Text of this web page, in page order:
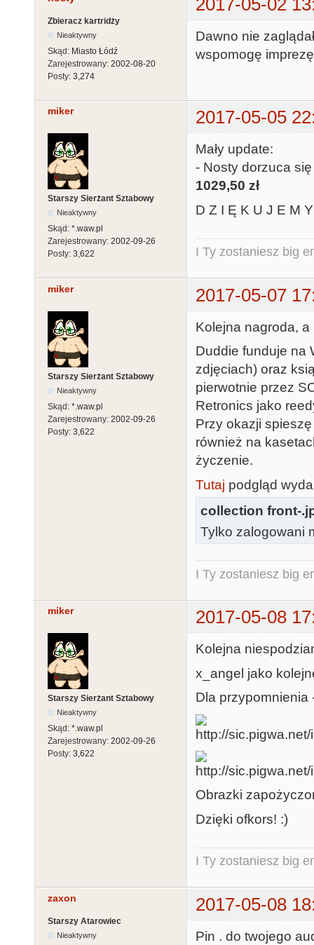
Zbieracz kartridży
Nieaktywny
Skąd: Miasto Łódź
Zarejestrowany: 2002-08-20
Posty: 3,274
Dawno nie
wspomogę
miker 2017-05-05
Starszy Sierżant Sztabowy
Nieaktywny
Skąd: *.waw.pl
Zarejestrowany: 2002-09-26
Posty: 3,622
Mały update:
- Nosty dorzuca się
1029,50 zł
D Z I Ę K U J E M
I Ty zostaniesz big
miker 2017-05-07
Starszy Sierżant Sztabowy
Nieaktywny
Skąd: *.waw.pl
Zarejestrowany: 2002-09-26
Posty: 3,622
Kolejna nagroda,
Duddie funduje na
zdjęciach) oraz
pierwotnie przez
Retronics jako
Przy okazji
również na
życzenie.
Tutaj podgląd
collection front-
Tylko zalogowani
I Ty zostaniesz big
miker 2017-05-08
Starszy Sierżant Sztabowy
Nieaktywny
Skąd: *.waw.pl
Zarejestrowany: 2002-09-26
Posty: 3,622
Kolejna
x_angel jako
Dla przypomnienia
Obrazki
Dzięki ofkors! :)
I Ty zostaniesz big
zaxon 2017-05-08
Starszy Atarowiec
Nieaktywny
Pin . do twojego